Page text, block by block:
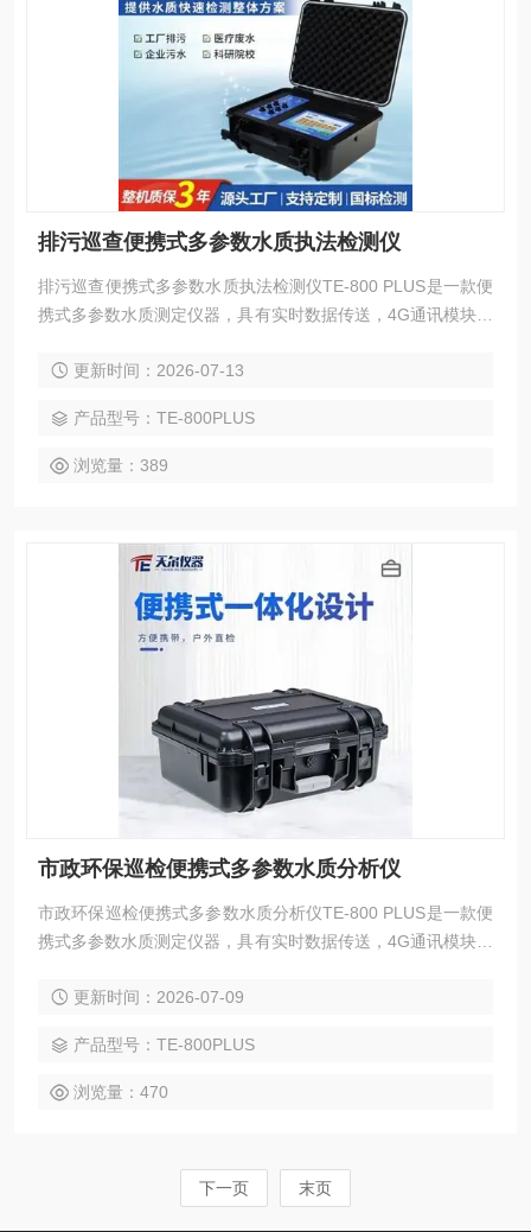
排污巡查便携式多参数水质执法检测仪
排污巡查便携式多参数水质执法检测仪TE-800 PLUS是一款便
携式多参数水质测定仪器，具有实时数据传送，4G通讯模块，
COD，TOC，氨氮，浊度，悬浮物，叶绿素，蓝绿藻，余氯，
适应于各种恶劣工作环境
更新时间：2026-07-13
产品型号：TE-800PLUS
浏览量：389
市政环保巡检便携式多参数水质分析仪
市政环保巡检便携式多参数水质分析仪TE-800 PLUS是一款便
携式多参数水质测定仪器，具有实时数据传送，4G通讯模块，
COD，TOC，氨氮，浊度，悬浮物，叶绿素，蓝绿藻，余氯，
适应于各种恶劣工作环境
更新时间：2026-07-09
产品型号：TE-800PLUS
浏览量：470
下一页 末页